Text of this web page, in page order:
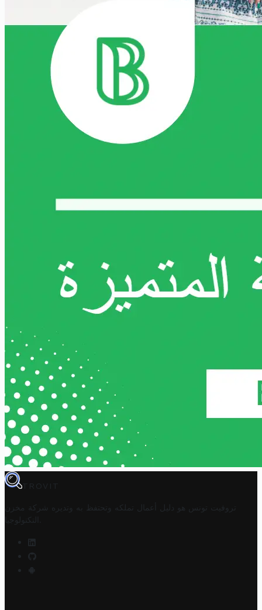
TROVIT
تروفيت تونس هو دليل أعمال تملكه وتحتفظ به وتديره
شركة مخزن
التكنولوجيا